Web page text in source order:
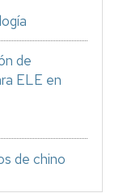
de
ELE en
de chino